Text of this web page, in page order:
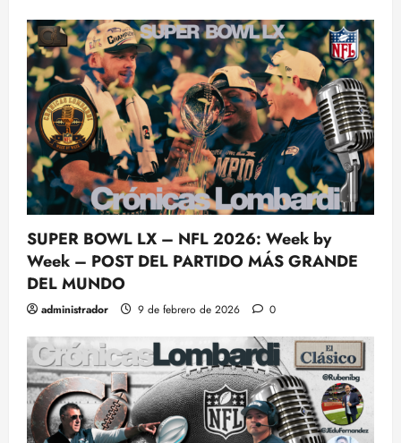
SUPER BOWL LX – NFL 2026: Week by
Week – POST DEL PARTIDO MÁS GRANDE
DEL MUNDO
administrador 9 de febrero de 2026 0